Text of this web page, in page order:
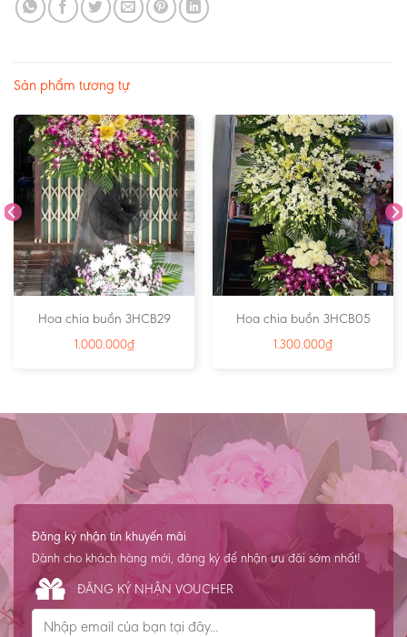
Sản phẩm tương tự
Hoa chia buồn 3HCB29
1.000.000₫
Hoa chia buồn 3HCB05
1.300.000₫
Đăng ký nhận tin khuyến mãi
Dành cho khách hàng mới, đăng ký để nhận ưu đãi sớm nhất!
ĐĂNG KÝ NHẬN VOUCHER